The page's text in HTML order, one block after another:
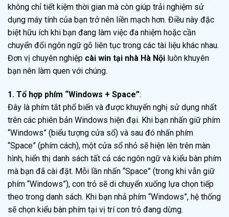
không chỉ tiết kiệm thời gian mà còn giúp trải nghiệm sử
dụng máy tính của bạn trở nên liền mạch hơn. Điều này đặc
biệt hữu ích khi bạn đang làm việc đa nhiệm hoặc cần
chuyển đổi ngôn ngữ gõ liên tục trong các tài liệu khác nhau.
Đơn vị chuyên nghiệp cài win tại nhà Hà Nội luôn khuyên
bạn nên làm quen với chúng.
1. Tổ hợp phím “Windows + Space”:
Đây là phím tắt phổ biến và được khuyến nghị sử dụng nhất
trên các phiên bản Windows hiện đại. Khi bạn nhấn giữ phím
“Windows” (biểu tượng cửa sổ) và sau đó nhấn phím
“Space” (phím cách), một cửa sổ nhỏ sẽ hiện lên trên màn
hình, hiển thị danh sách tất cả các ngôn ngữ và kiểu bàn phím
mà bạn đã cài đặt. Mỗi lần nhấn “Space” (trong khi vẫn giữ
phím “Windows”), con trỏ sẽ di chuyển xuống lựa chọn tiếp
theo trong danh sách. Khi bạn nhả phím “Windows”, hệ thống
sẽ chọn kiểu bàn phím tại vị trí con trỏ đang dừng.